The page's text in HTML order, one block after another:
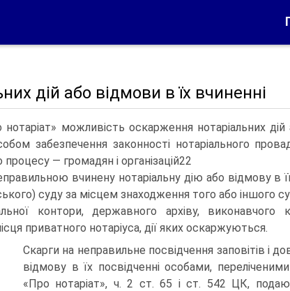
дій або відмови в їх вчиненні
можливість оскарження нотаріальних
забезпечення законності нотаріального
процесу — громадян і організацій22
вчинену нотаріальну дію або відмову в
суду за місцем знаходження того або іншого
контори, державного архіву, виконавчого
приватного нотаріуса, дії яких оскаржуються.
Скарги на неправильне посвідчення заповітів і
відмову в їх посвідченні особами,
«Про нотаріат», ч. 2 ст. 65 і ст. 542 ЦК,